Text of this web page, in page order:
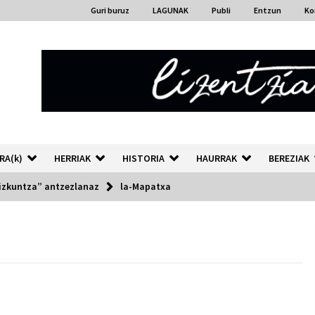
Guri buruz LAGUNAK Publi Entzun
HERRIAK HISTORIA HAURRAK BEREZIAK
antzezlanaz la-Mapatxa